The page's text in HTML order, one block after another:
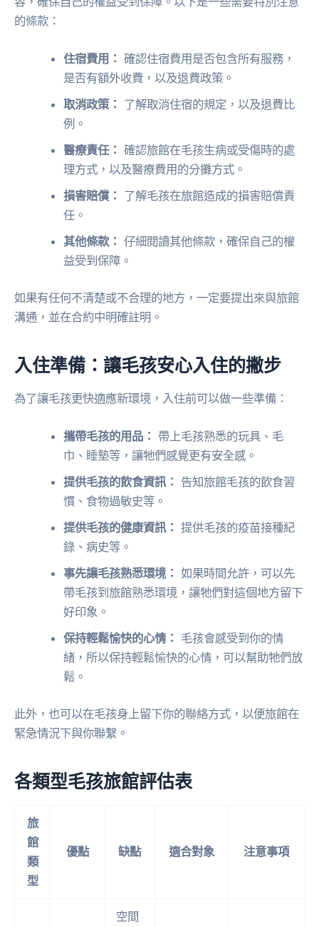
的條款：
住宿費用： 確認住宿費用是否包含所有服務，
是否有額外收費，以及退費政策。
取消政策： 了解取消住宿的規定，以及退費比
例。
醫療責任： 確認旅館在毛孩生病或受傷時的處
理方式，以及醫療費用的分攤方式。
損害賠償： 了解毛孩在旅館造成的損害賠償責
任。
其他條款： 仔細閱讀其他條款，確保自己的權
益受到保障。
如果有任何不清楚或不合理的地方，一定要提出來與旅館
溝通，並在合約中明確註明。
入住準備：讓毛孩安心入住的撇步
為了讓毛孩更快適應新環境，入住前可以做一些準備：
攜帶毛孩的用品： 帶上毛孩熟悉的玩具、毛
巾、睡墊等，讓牠們感覺更有安全感。
提供毛孩的飲食資訊： 告知旅館毛孩的飲食習
慣、食物過敏史等。
提供毛孩的健康資訊： 提供毛孩的疫苗接種紀
錄、病史等。
事先讓毛孩熟悉環境： 如果時間允許，可以先
帶毛孩到旅館熟悉環境，讓牠們對這個地方留下
好印象。
保持輕鬆愉快的心情： 毛孩會感受到你的情
緒，所以保持輕鬆愉快的心情，可以幫助牠們放
鬆。
此外，也可以在毛孩身上留下你的聯絡方式，以便旅館在
緊急情況下與你聯繫。
各類型毛孩旅館評估表
旅
館
類
型
優點 缺點 適合對象 注意事項
空間